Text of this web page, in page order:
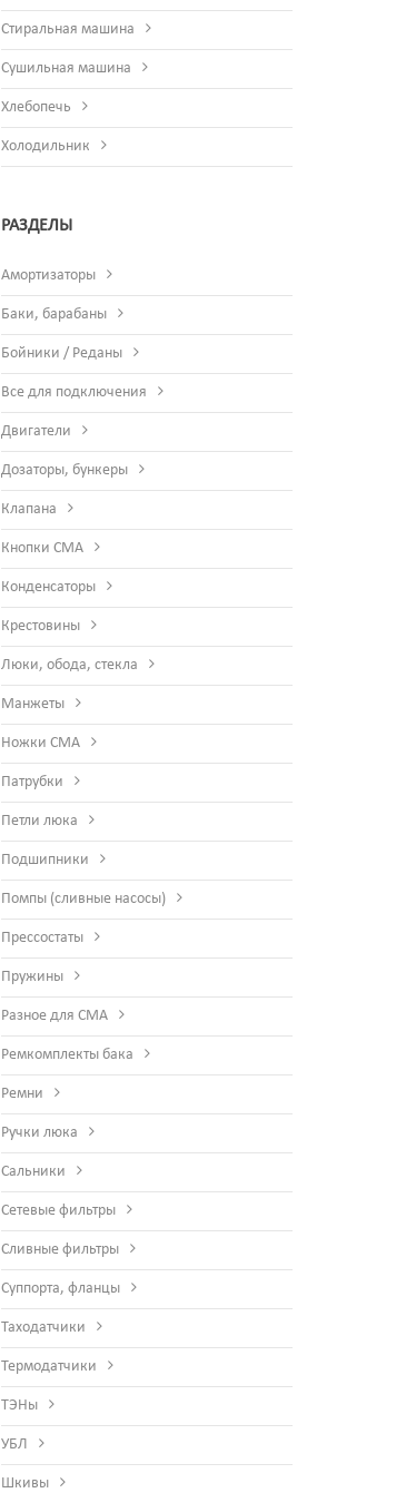
Стиральная машина
Сушильная машина
Хлебопечь
Холодильник
РАЗДЕЛЫ
Амортизаторы
Баки, барабаны
Бойники / Реданы
Все для подключения
Двигатели
Дозаторы, бункеры
Клапана
Кнопки СМА
Конденсаторы
Крестовины
Люки, обода, стекла
Манжеты
Ножки СМА
Патрубки
Петли люка
Подшипники
Помпы (сливные насосы)
Прессостаты
Пружины
Разное для СМА
Ремкомплекты бака
Ремни
Ручки люка
Сальники
Сетевые фильтры
Сливные фильтры
Суппорта, фланцы
Таходатчики
Термодатчики
ТЭНы
УБЛ
Шкивы